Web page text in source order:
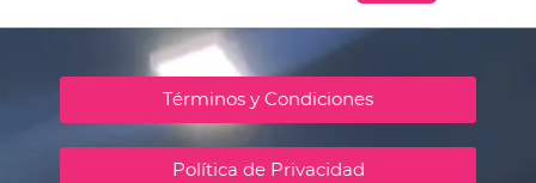
Términos y Condiciones
Política de Privacidad